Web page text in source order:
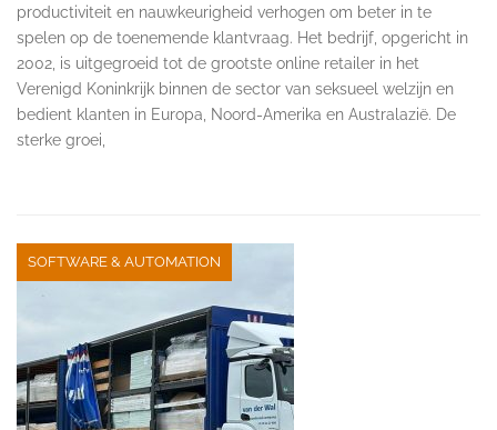
productiviteit en nauwkeurigheid verhogen om beter in te
spelen op de toenemende klantvraag. Het bedrijf, opgericht in
2002, is uitgegroeid tot de grootste online retailer in het
Verenigd Koninkrijk binnen de sector van seksueel welzijn en
bedient klanten in Europa, Noord-Amerika en Australazië. De
sterke groei,
SOFTWARE & AUTOMATION